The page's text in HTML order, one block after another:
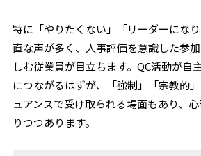
特に「やりたくない」「リーダーにな
直な声が多く、人事評価を意識した参
しむ従業員が目立ちます。QC活動が自
につながるはずが、「強制」「宗教的
ュアンスで受け取られる場面もあり、
りつつあります。